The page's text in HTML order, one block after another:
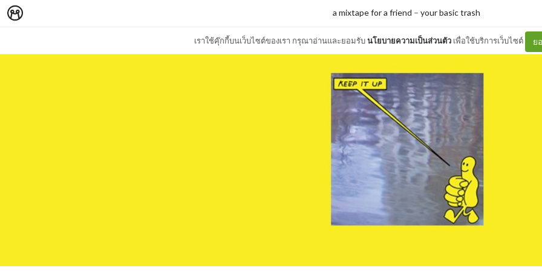
เราใช้คุ๊กกี้บนเว็บไซต์ของเรา กรุณาอ่านและยอมรับนโยบายความเป็นส่วนตัว เพื่อใช้บริการเว็บไซต์ ย
a mixtape for a friend – your basic trash